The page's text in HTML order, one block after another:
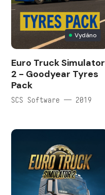
Vydáno
Euro Truck Simulator
2 - Goodyear Tyres
Pack
SCS Software — 2019